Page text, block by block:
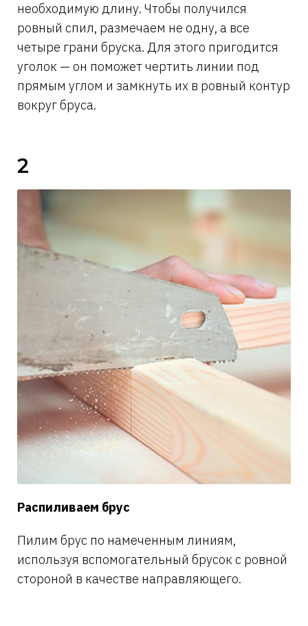
необходимую длину. Чтобы получился
ровный спил, размечаем не одну, а все
четыре грани бруска. Для этого пригодится
уголок — он поможет чертить линии под
прямым углом и замкнуть их в ровный контур
вокруг бруса.
2
Распиливаем брус
Пилим брус по намеченным линиям,
используя вспомогательный брусок с ровной
стороной в качестве направляющего.